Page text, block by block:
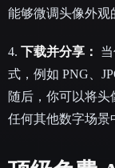
能够微调头像外观
4. 下载并分享：
式，例如 PNG、
随后，你可以将
任何其他数字场景